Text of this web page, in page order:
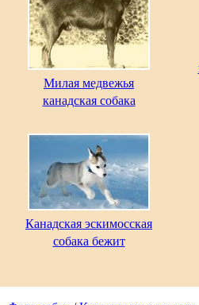
Милая медвежья
канадская собака
Канадская эскимосская
собака бежит